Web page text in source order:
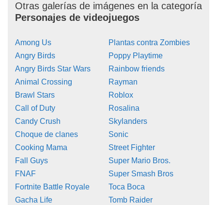
Otras galerías de imágenes en la categoría
Personajes de videojuegos
Among Us
Angry Birds
Angry Birds Star Wars
Animal Crossing
Brawl Stars
Call of Duty
Candy Crush
Choque de clanes
Cooking Mama
Fall Guys
FNAF
Fortnite Battle Royale
Gacha Life
Plantas contra Zombies
Poppy Playtime
Rainbow friends
Rayman
Roblox
Rosalina
Skylanders
Sonic
Street Fighter
Super Mario Bros.
Super Smash Bros
Toca Boca
Tomb Raider